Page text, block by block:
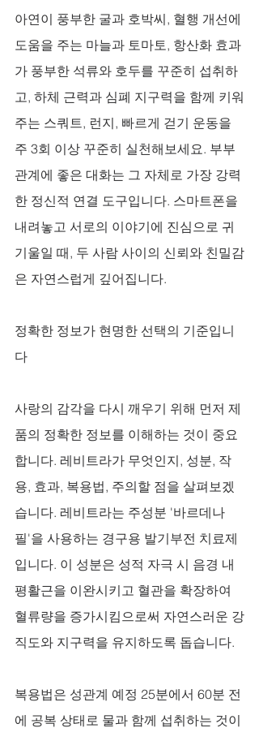
아연이 풍부한 굴과 호박씨, 혈행 개선에
도움을 주는 마늘과 토마토, 항산화 효과
가 풍부한 석류와 호두를 꾸준히 섭취하
고, 하체 근력과 심폐 지구력을 함께 키워
주는 스쿼트, 런지, 빠르게 걷기 운동을
주 3회 이상 꾸준히 실천해보세요. 부부
관계에 좋은 대화는 그 자체로 가장 강력
한 정신적 연결 도구입니다. 스마트폰을
내려놓고 서로의 이야기에 진심으로 귀
기울일 때, 두 사람 사이의 신뢰와 친밀감
은 자연스럽게 깊어집니다.
정확한 정보가 현명한 선택의 기준입니
다
사랑의 감각을 다시 깨우기 위해 먼저 제
품의 정확한 정보를 이해하는 것이 중요
합니다. 레비트라가 무엇인지, 성분, 작
용, 효과, 복용법, 주의할 점을 살펴보겠
습니다. 레비트라는 주성분 '바르데나
필'을 사용하는 경구용 발기부전 치료제
입니다. 이 성분은 성적 자극 시 음경 내
평활근을 이완시키고 혈관을 확장하여
혈류량을 증가시킴으로써 자연스러운 강
직도와 지구력을 유지하도록 돕습니다.
복용법은 성관계 예정 25분에서 60분 전
에 공복 상태로 물과 함께 섭취하는 것이